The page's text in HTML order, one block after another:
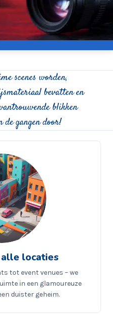
scenes worden,
bevatten en
blikken
de gangen door!
locaties
tot event venues – we
in een glamoureuze
duister geheim.